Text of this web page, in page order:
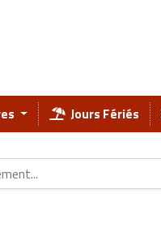
Jours Fériés